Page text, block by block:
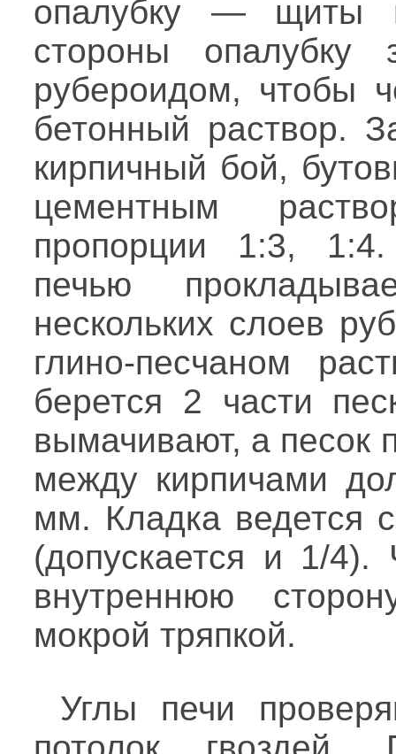
опалубку — щиты
стороны опалубку
рубероидом, чтобы
бетонный раствор.
кирпичный бой,
цементным
пропорции 1:3,
печью
нескольких слоев
глино-песчаном
берется 2 части
вымачивают, а песок
между кирпичами
мм. Кладка ведется
(допускается и 1/
внутреннюю
мокрой тряпкой.
Углы печи